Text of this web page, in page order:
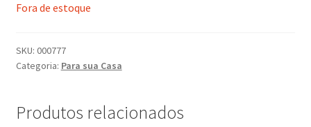
Fora de estoque
SKU: 000777
Categoria: Para sua Casa
Produtos relacionados